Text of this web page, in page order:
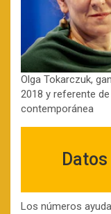
Olga Tokarczuk,
2018 y referente
contemporánea
Los números